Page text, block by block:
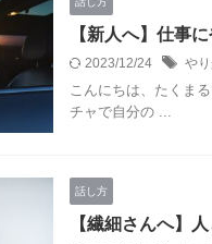
【新人へ】仕事
2023/12/24 や
こんにちは、たくま
チャで自分の ...
話し方
【繊細さんへ】